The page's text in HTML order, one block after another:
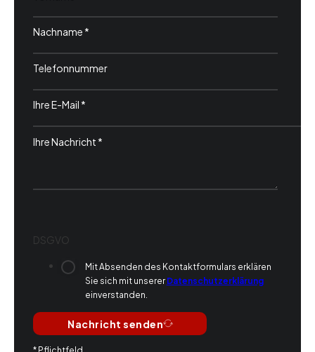
DSGVO
Mit Absenden des Kontaktformulars erklären
Sie sich mit unserer Datenschutzerklärung
einverstanden.
Nachricht senden